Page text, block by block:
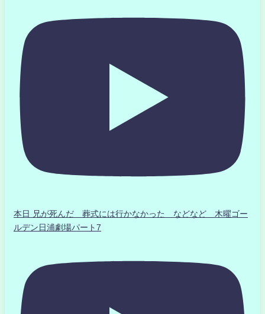
本日 兄が死んだ 葬式には行かなかった などなど 木曜ゴー
ルデン日浦劇場パート7